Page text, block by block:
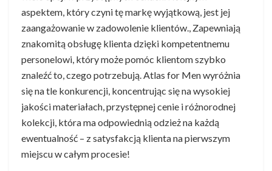
aspektem, który czyni tę markę wyjątkową, jest jej
zaangażowanie w zadowolenie klientów., Zapewniają
znakomitą obsługę klienta dzięki kompetentnemu
personelowi, który może pomóc klientom szybko
znaleźć to, czego potrzebują. Atlas for Men wyróżnia
się na tle konkurencji, koncentrując się na wysokiej
jakości materiałach, przystępnej cenie i różnorodnej
kolekcji, która ma odpowiednią odzież na każdą
ewentualność – z satysfakcją klienta na pierwszym
miejscu w całym procesie!